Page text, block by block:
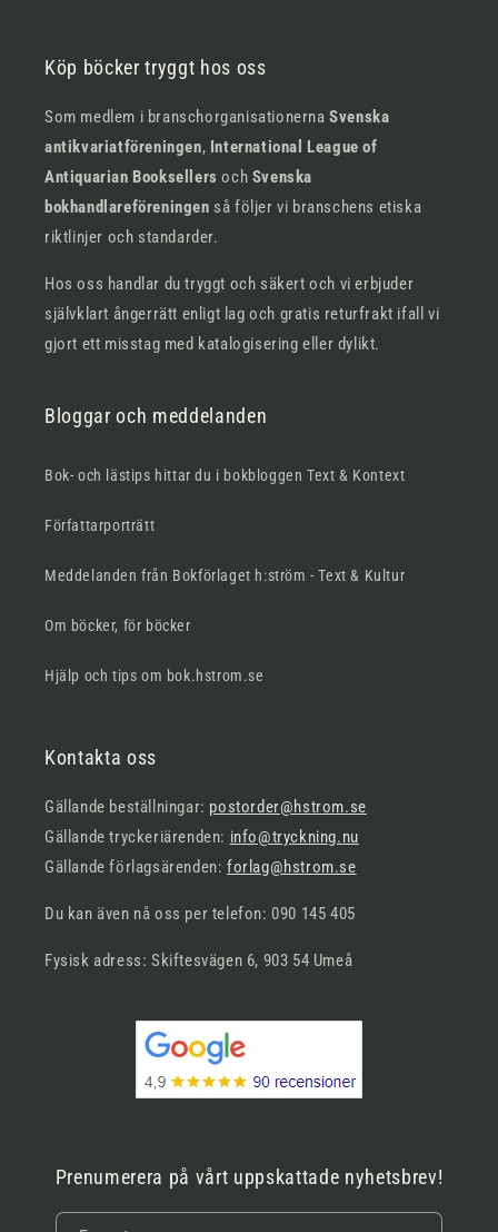
Köp böcker tryggt hos oss
Som medlem i branschorganisationernaSvenska
antikvariatföreningen, International League of
Antiquarian Booksellersoch Svenska
bokhandlareföreningen så följer vi branschens etiska
riktlinjer och standarder.
Hos oss handlar du tryggt och säkert och vi erbjuder
självklart ångerrätt enligt lag och gratis returfrakt ifall vi
gjort ett misstag med katalogisering eller dylikt.
Bloggar och meddelanden
Bok- och lästips hittar du i bokbloggen Text & Kontext
Författarporträtt
Meddelanden från Bokförlaget h:ström - Text & Kultur
Om böcker, för böcker
Hjälp och tips om bok.hstrom.se
Kontakta oss
Gällande beställningar: postorder@hstrom.se
Gällande tryckeriärenden: info@tryckning.nu
Gällande förlagsärenden:forlag@hstrom.se
Du kan även nå oss per telefon: 090 145 405
Fysisk adress: Skiftesvägen 6, 903 54 Umeå
Prenumerera på vårt uppskattade nyhetsbrev!